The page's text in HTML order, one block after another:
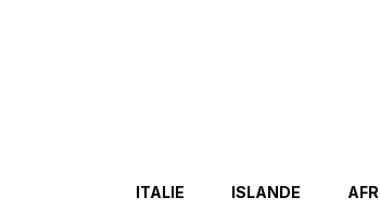
ITALIE ISLANDE